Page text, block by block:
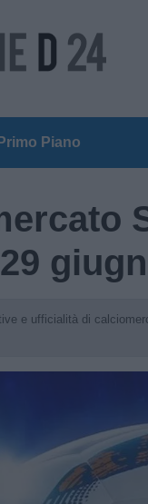
Primo Piano
e ufficialità di